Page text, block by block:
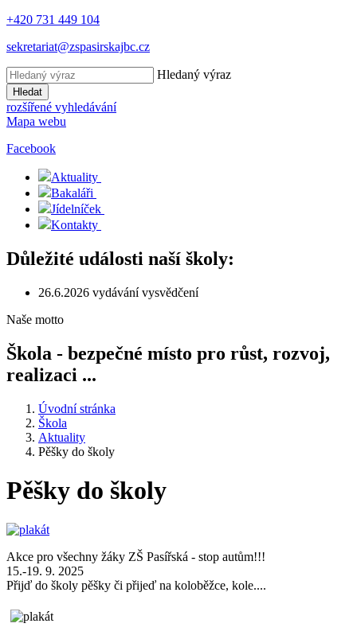
+420 731 449 104
sekretariat@zspasirskajbc.cz
Hledaný výraz
Hledat
rozšířené vyhledávání
Mapa webu
Facebook
Aktuality
Bakaláři
Jídelníček
Kontakty
Důležité události naší školy:
26.6.2026 vydávání vysvědčení
Naše motto
Škola - bezpečné místo pro růst, rozvoj,
realizaci ...
Úvodní stránka
Škola
Aktuality
Pěšky do školy
Pěšky do školy
Akce pro všechny žáky ZŠ Pasířská - stop autům!!!
15.-19. 9. 2025
Přijď do školy pěšky či přijeď na koloběžce, kole....